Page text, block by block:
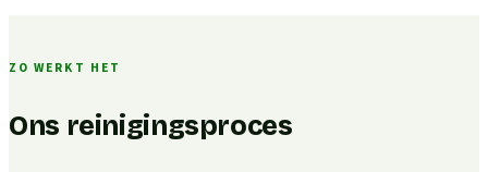
ZO WERKT HET
Ons reinigingsproces